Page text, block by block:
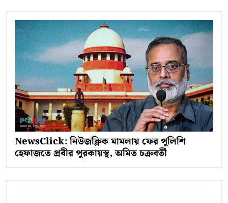
NewsClick: নিউজক্লিক মামলায় ফের পুলিশি
হেফাজতে প্রবীর পুরকায়স্থ, অমিত চক্রবর্তী